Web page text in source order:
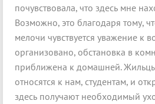
почувствовала, что здесь мне
Возможно, это благодаря тому,
мелочи чувствуется уважение к
организовано, обстановка в
приближена к домашней.
относятся к нам, студентам, и
здесь получают необходимый